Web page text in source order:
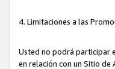
4. Limitaciones a las
Usted no podrá participar
en relación con un Sitio